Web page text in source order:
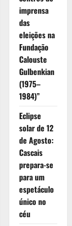
imprensa
das
eleições na
Fundação
Calouste
Gulbenkian
(1975–
1984)”
Eclipse
solar de 12
de Agosto:
Cascais
prepara-se
para um
espetáculo
único no
céu